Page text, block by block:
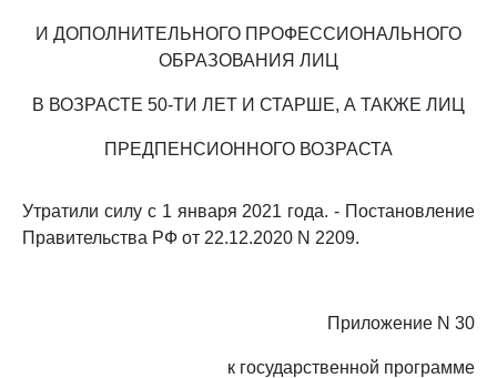
И ДОПОЛНИТЕЛЬНОГО ПРОФЕССИОНАЛЬНОГО
ОБРАЗОВАНИЯ ЛИЦ
В ВОЗРАСТЕ 50-ТИ ЛЕТ И СТАРШЕ, А ТАКЖЕ ЛИЦ
ПРЕДПЕНСИОННОГО ВОЗРАСТА
Утратили силу с 1 января 2021 года. - Постановление
Правительства РФ от 22.12.2020 N 2209.
Приложение N 30
к государственной программе